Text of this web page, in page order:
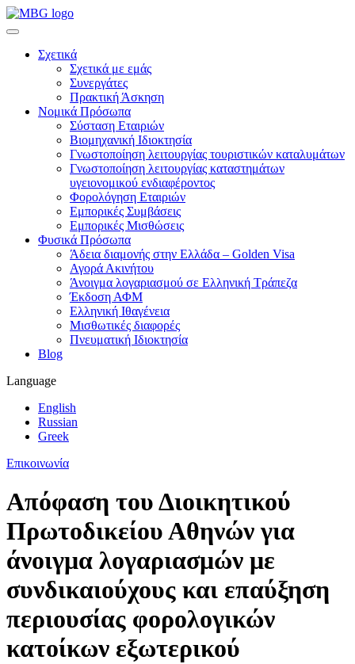
Σχετικά
Σχετικά με εμάς
Συνεργάτες
Πρακτική Άσκηση
Νομικά Πρόσωπα
Σύσταση Εταιριών
Βιομηχανική Ιδιοκτησία
Γνωστοποίηση λειτουργίας τουριστικών καταλυμάτων
Γνωστοποίηση λειτουργίας καταστημάτων
υγειονομικού ενδιαφέροντος
Φορολόγηση Εταιριών
Εμπορικές Συμβάσεις
Εμπορικές Μισθώσεις
Φυσικά Πρόσωπα
Άδεια διαμονής στην Ελλάδα – Golden Visa
Αγορά Ακινήτου
Άνοιγμα λογαριασμού σε Ελληνική Τράπεζα
Έκδοση ΑΦΜ
Ελληνική Ιθαγένεια
Μισθωτικές διαφορές
Πνευματική Ιδιοκτησία
Blog
Language
English
Russian
Greek
Επικοινωνία
Απόφαση του Διοικητικού
Πρωτοδικείου Αθηνών για
άνοιγμα λογαριασμών με
συνδικαιούχους και επαύξηση
περιουσίας φορολογικών
κατοίκων εξωτερικού